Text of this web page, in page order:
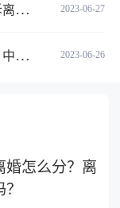
2023-06-27
播
2023-06-26
么？
婚怎么分？离